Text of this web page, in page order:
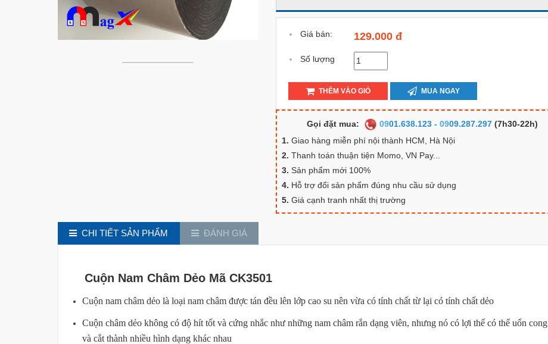
Giá bán: 129.000 đ
Số lượng
THÊM VÀO GIỎ MUA NGAY
Gọi đặt mua: 0901.638.123- 0909.287.297 (7h30-22h)
1. Giao hàng miễn phí nội thành HCM, Hà Nội
2. Thanh toán thuận tiện Momo, VN Pay...
3. Sản phẩm mới 100%
4. Hỗ trợ đổi sản phẩm đúng nhu cầu sử dụng
5. Giá cạnh tranh nhất thị trường
CHI TIẾT SẢN PHẨM ĐÁNH GIÁ
Cuộn Nam Châm Dẻo Mã CK3501
Cuộn nam châm dẻo là loại nam châm được tán đều lên lớp cao su nên vừa có tính chất từ lại có tính chất dẻo
Cuộn châm dẻo không có độ hít tốt và cứng nhắc như những nam châm rắn dạng viên, nhưng nó có lợi thế có thể uốn cong
và cắt thành nhiều hình dạng khác nhau